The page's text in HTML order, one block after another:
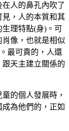
人的鼻孔內吹了
，人的本質和其
理特點(身)。可
像，也就是相似
最可貴的，人還
天主建立關係的
的個人發展時，
為他們的，正如